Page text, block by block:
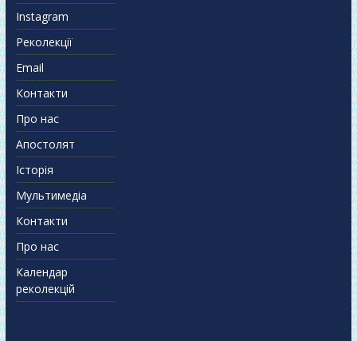
Instagram
Реколекції
Email
Контакти
Про нас
Апостолят
Історія
Мультимедіа
Контакти
Про нас
Календар
реколекцій